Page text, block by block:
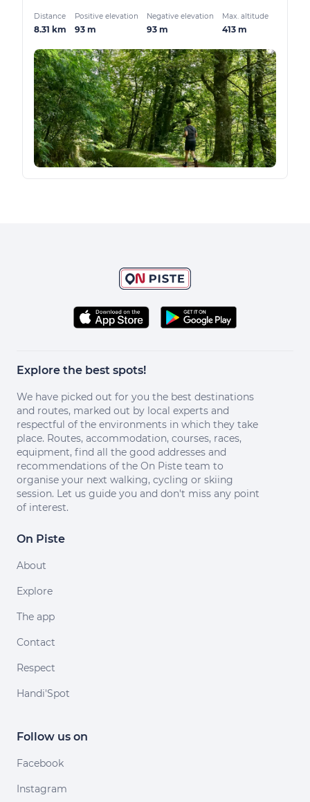
Distance
8.31 km
Positive elevation
93 m
Negative elevation
93 m
Max. altitude
413 m
Explore the best spots!
We have picked out for you the best destinations
and routes, marked out by local experts and
respectful of the environments in which they take
place. Routes, accommodation, courses, races,
equipment, find all the good addresses and
recommendations of the On Piste team to
organise your next walking, cycling or skiing
session. Let us guide you and don't miss any point
of interest.
On Piste
About
Explore
The app
Contact
Respect
Handi'Spot
Follow us on
Facebook
Instagram